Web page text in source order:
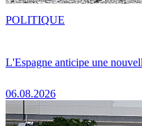
L'Espagne anticipe une
06.08.2026
POLITIQUE